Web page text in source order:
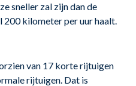
sneller zal zijn dan de
200 kilometer per uur haalt.
van 17 korte rijtuigen
rijtuigen. Dat is